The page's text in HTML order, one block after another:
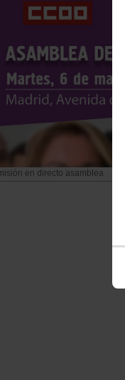
en directo asamblea